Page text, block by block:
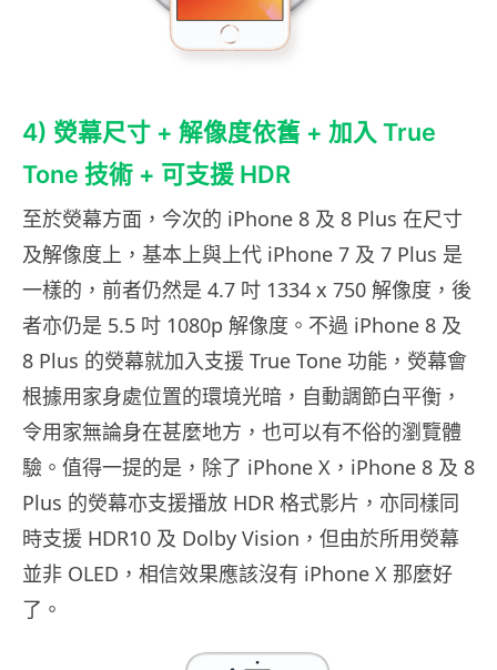
4) 熒幕尺寸 + 解像度依舊 + 加入 True
Tone 技術 + 可支援 HDR
至於熒幕方面，今次的 iPhone 8 及 8 Plus 在尺寸
及解像度上，基本上與上代 iPhone 7 及 7 Plus 是
一樣的，前者仍然是 4.7 吋 1334 x 750 解像度，後
者亦仍是 5.5 吋 1080p 解像度。不過 iPhone 8 及
8 Plus 的熒幕就加入支援 True Tone 功能，熒幕會
根據用家身處位置的環境光暗，自動調節白平衡，
令用家無論身在甚麼地方，也可以有不俗的瀏覽體
驗。值得一提的是，除了 iPhone X，iPhone 8 及 8
Plus 的熒幕亦支援播放 HDR 格式影片，亦同樣同
時支援 HDR10 及 Dolby Vision，但由於所用熒幕
並非 OLED，相信效果應該沒有 iPhone X 那麼好
了。